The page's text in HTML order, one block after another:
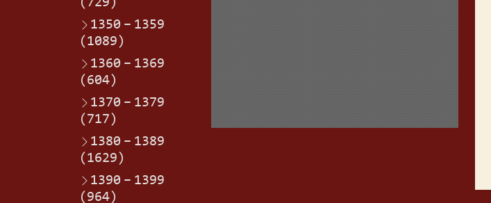
(729)
1350 – 1359
(1089)
1360 – 1369
(604)
1370 – 1379
(717)
1380 – 1389
(1629)
1390 – 1399
(964)